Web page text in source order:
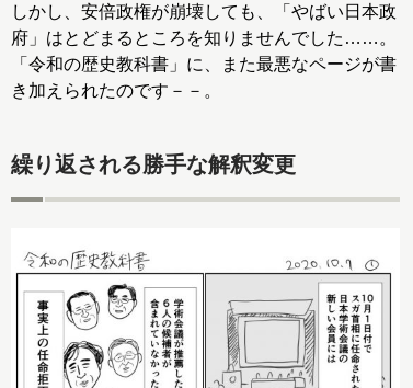
しかし、安倍政権が崩壊しても、「やばい日本政
府」はとどまるところを知りませんでした……。
「令和の歴史教科書」に、また最悪なページが書
き加えられたのです－－。
繰り返される勝手な解釈変更